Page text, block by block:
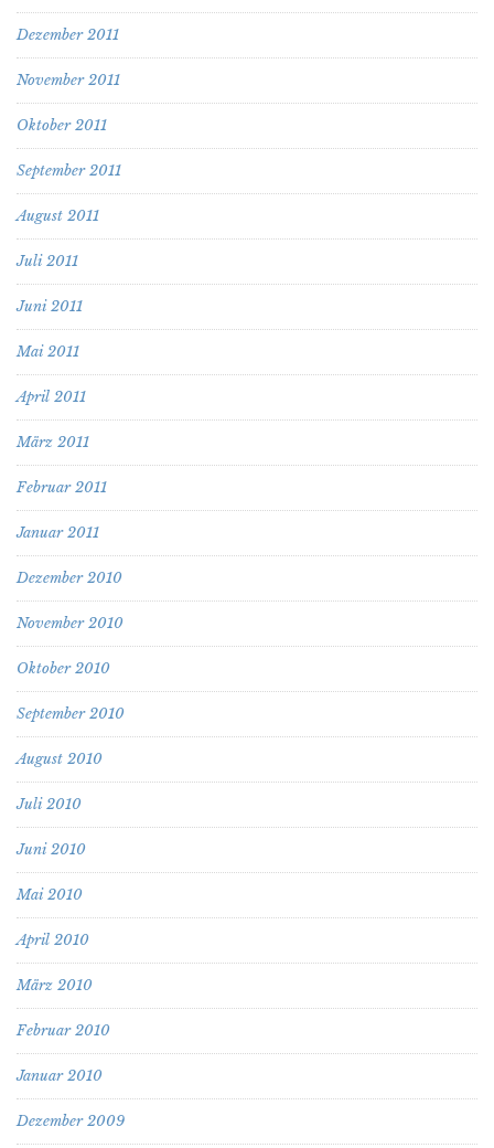
Dezember 2011
November 2011
Oktober 2011
September 2011
August 2011
Juli 2011
Juni 2011
Mai 2011
April 2011
März 2011
Februar 2011
Januar 2011
Dezember 2010
November 2010
Oktober 2010
September 2010
August 2010
Juli 2010
Juni 2010
Mai 2010
April 2010
März 2010
Februar 2010
Januar 2010
Dezember 2009